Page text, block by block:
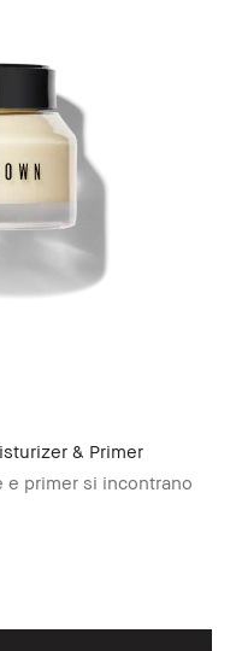
& Primer
e primer si incontrano